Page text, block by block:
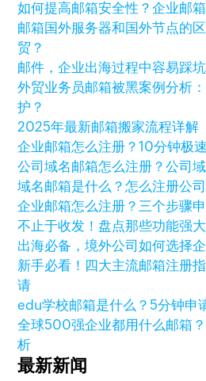
如何提高邮箱安全性？企业邮
邮箱国外服务器和国外节点的
贸？
邮件，企业出海过程中容易踩
外贸业务员邮箱被黑案例分析
护？
2025年最新邮箱搬家流程详解
企业邮箱怎么注册？10分钟极
公司域名邮箱怎么注册？公司
域名邮箱是什么？怎么注册公
企业邮箱怎么注册？三个步骤
不止于收发！盘点那些功能强
出海必备，境外公司如何选择
新手必看！四大主流邮箱注册
请
edu学校邮箱是什么？5分钟申
全球500强企业都用什么邮箱
析
最新新闻